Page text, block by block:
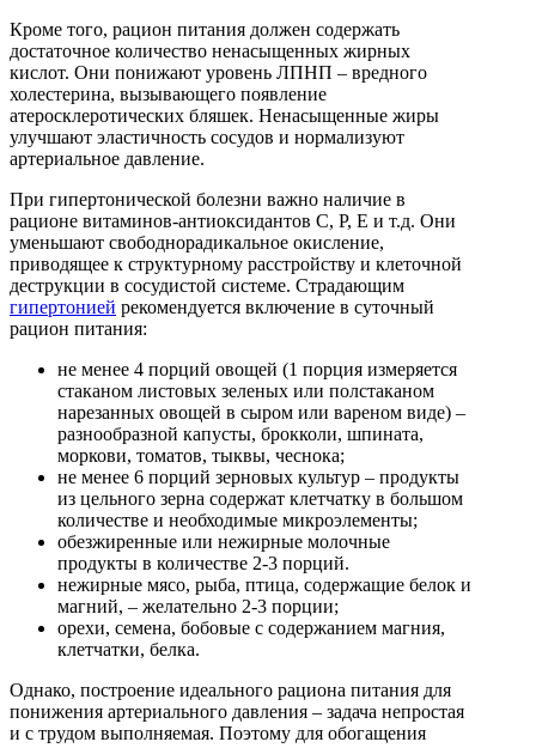
Кроме того, рацион питания должен содержать
достаточное количество ненасыщенных жирных
кислот. Они понижают уровень ЛПНП – вредного
холестерина, вызывающего появление
атеросклеротических бляшек. Ненасыщенные жиры
улучшают эластичность сосудов и нормализуют
артериальное давление.
При гипертонической болезни важно наличие в
рационе витаминов-антиоксидантов C, P, E и т.д. Они
уменьшают свободнорадикальное окисление,
приводящее к структурному расстройству и клеточной
деструкции в сосудистой системе. Страдающим
гипертонией рекомендуется включение в суточный
рацион питания:
не менее 4 порций овощей (1 порция измеряется
стаканом листовых зеленых или полстаканом
нарезанных овощей в сыром или вареном виде) –
разнообразной капусты, брокколи, шпината,
моркови, томатов, тыквы, чеснока;
не менее 6 порций зерновых культур – продукты
из цельного зерна содержат клетчатку в большом
количестве и необходимые микроэлементы;
обезжиренные или нежирные молочные
продукты в количестве 2-3 порций.
нежирные мясо, рыба, птица, содержащие белок и
магний, – желательно 2-3 порции;
орехи, семена, бобовые с содержанием магния,
клетчатки, белка.
Однако, построение идеального рациона питания для
понижения артериального давления – задача непростая
и с трудом выполняемая. Поэтому для обогащения